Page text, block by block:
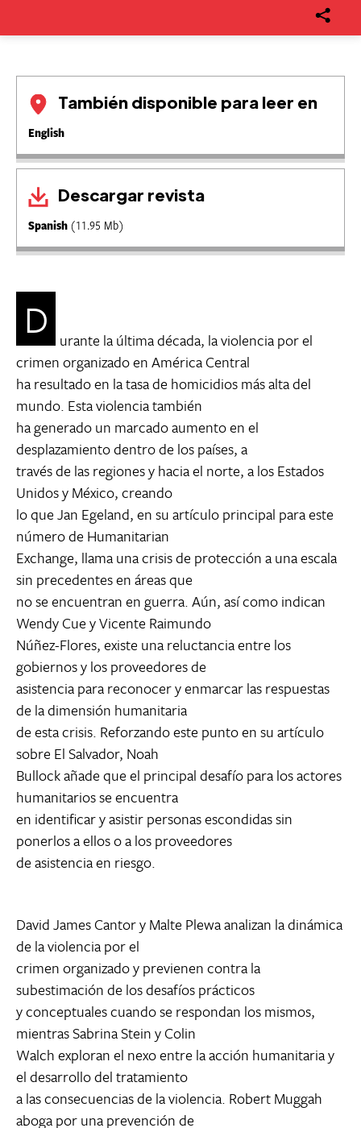
También disponible para leer en
English
Descargar revista
Spanish (11.95 Mb)
D
urante la última década, la violencia por el
crimen organizado en América Central
ha resultado en la tasa de homicidios más alta del
mundo. Esta violencia también
ha generado un marcado aumento en el
desplazamiento dentro de los países, a
través de las regiones y hacia el norte, a los Estados
Unidos y México, creando
lo que Jan Egeland, en su artículo principal para este
número de Humanitarian
Exchange, llama una crisis de protección a una escala
sin precedentes en áreas que
no se encuentran en guerra. Aún, así como indican
Wendy Cue y Vicente Raimundo
Núñez-Flores, existe una reluctancia entre los
gobiernos y los proveedores de
asistencia para reconocer y enmarcar las respuestas
de la dimensión humanitaria
de esta crisis. Reforzando este punto en su artículo
sobre El Salvador, Noah
Bullock añade que el principal desafío para los actores
humanitarios se encuentra
en identificar y asistir personas escondidas sin
ponerlos a ellos o a los proveedores
de asistencia en riesgo.
David James Cantor y Malte Plewa analizan la dinámica
de la violencia por el
crimen organizado y previenen contra la
subestimación de los desafíos prácticos
y conceptuales cuando se respondan los mismos,
mientras Sabrina Stein y Colin
Walch exploran el nexo entre la acción humanitaria y
el desarrollo del tratamiento
a las consecuencias de la violencia. Robert Muggah
aboga por una prevención de